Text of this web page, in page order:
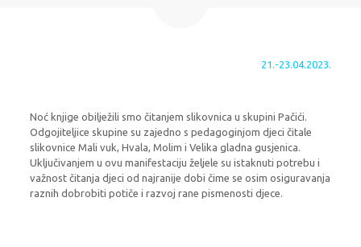
21.-23.04.2023.
Noć knjige obilježili smo čitanjem slikovnica u skupini Pačići.
Odgojiteljice skupine su zajedno s pedagoginjom djeci čitale
slikovnice Mali vuk, Hvala, Molim i Velika gladna gusjenica.
Uključivanjem u ovu manifestaciju željele su istaknuti potrebu i
važnost čitanja djeci od najranije dobi čime se osim osiguravanja
raznih dobrobiti potiče i razvoj rane pismenosti djece.